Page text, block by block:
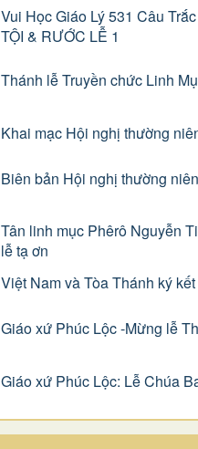
Vui Học Giáo Lý 531 Câu
TỘI & RƯỚC LỄ 1
Thánh lễ Truyền chức Linh
Khai mạc Hội nghị thường
Biên bản Hội nghị thường
Tân linh mục Phêrô Nguyễn
lễ tạ ơn
Việt Nam và Tòa Thánh ký
Giáo xứ Phúc Lộc -Mừng lễ
Giáo xứ Phúc Lộc: Lễ Chúa